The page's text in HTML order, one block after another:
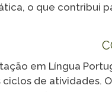
o que contribui
em Língua
de atividades.